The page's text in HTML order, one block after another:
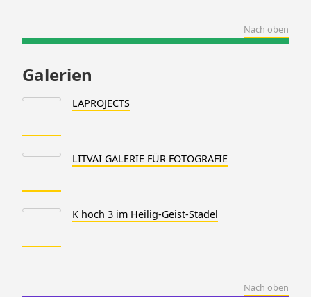
Nach oben
Galerien
LAPROJECTS
LITVAI GALERIE FÜR FOTOGRAFIE
K hoch 3 im Heilig-Geist-Stadel
Nach oben